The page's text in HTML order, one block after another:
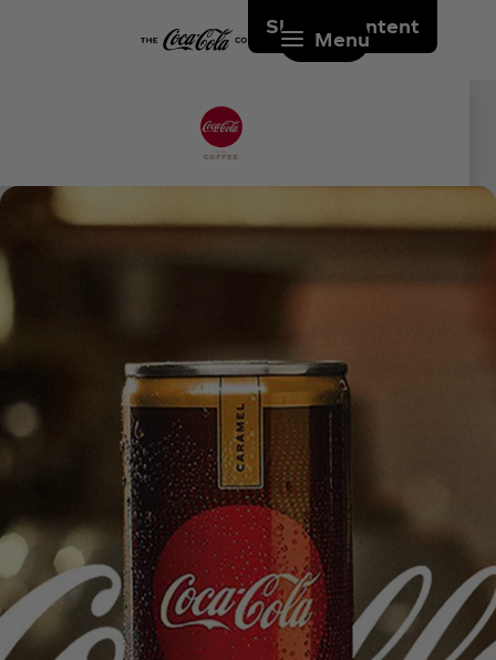
Skip to content
Menu